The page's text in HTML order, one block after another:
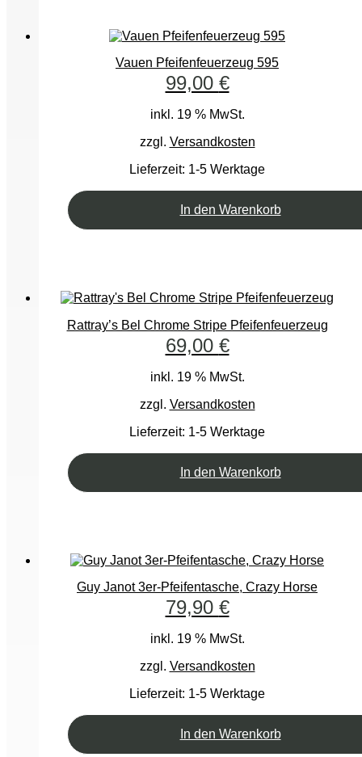
Vauen Pfeifenfeuerzeug 595
99,00 €
inkl. 19 % MwSt.
zzgl. Versandkosten
Lieferzeit: 1-5 Werktage
In den Warenkorb
Rattray’s Bel Chrome Stripe Pfeifenfeuerzeug
69,00 €
inkl. 19 % MwSt.
zzgl. Versandkosten
Lieferzeit: 1-5 Werktage
In den Warenkorb
Guy Janot 3er-Pfeifentasche, Crazy Horse
79,90 €
inkl. 19 % MwSt.
zzgl. Versandkosten
Lieferzeit: 1-5 Werktage
In den Warenkorb